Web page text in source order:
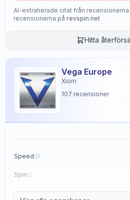
AI-extraherade citat från
recensionerna på revspin.net
Hitta
Vega Europe
Xiom
107 recensioner
Speed
Spin